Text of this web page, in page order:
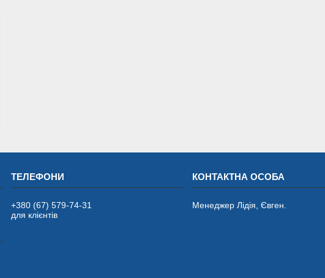
+380 (67) 579-74-31
для клієнтів
Менеджер Лідія, Євген.